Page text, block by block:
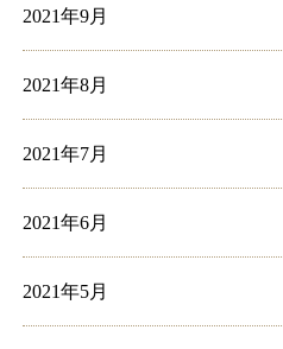
2021年9月
2021年8月
2021年7月
2021年6月
2021年5月